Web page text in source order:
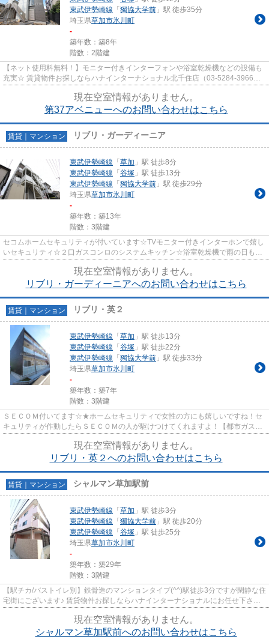
東武伊勢崎線 「 獨協大学前 」駅 徒歩35分
埼玉県草加市氷川町
-
築年数：築8年
階数：2階建
【ネット使用料無料！】モニター付きインターフォンや浴室乾燥機などの設備も
充実☆ 賃貸物件お探しならハナインターナショナル北千住店（03-5284-3966）
現在空室情報がありません。
第37アベニューへのお問い合わせはこちら
賃貸｜マンション リブリ・ガーディーニア
東武伊勢崎線 「 草加 」駅 徒歩8分
東武伊勢崎線 「 谷塚 」駅 徒歩13分
東武伊勢崎線 「 獨協大学前 」駅 徒歩29分
埼玉県草加市氷川町
-
築年数：築13年
階数：3階建
セコムホームセキュリティが付いています☆TVモニター付きインターホンで嬉し
いセキュリティ☆２口ガスコンロのシステムキッチン☆浴室乾燥機で雨の日もお
現在空室情報がありません。
リブリ・ガーディーニアへのお問い合わせはこちら
賃貸｜マンション リブリ・英２
東武伊勢崎線 「 草加 」駅 徒歩13分
東武伊勢崎線 「 谷塚 」駅 徒歩22分
東武伊勢崎線 「 獨協大学前 」駅 徒歩33分
埼玉県草加市氷川町
-
築年数：築7年
階数：3階建
ＳＥＣＯＭ付いてます☆★ホームセキュリティで女性の方にも嬉しいですね！セ
キュリティが作動したらＳＥＣＯＭの人が駆けつけてくれますよ！【都市ガス】
現在空室情報がありません。
リブリ・英２へのお問い合わせはこちら
賃貸｜マンション シャルマン草加駅前
東武伊勢崎線 「 草加 」駅 徒歩3分
東武伊勢崎線 「 獨協大学前 」駅 徒歩20分
東武伊勢崎線 「 谷塚 」駅 徒歩25分
埼玉県草加市氷川町
-
築年数：築29年
階数：3階建
【駅チカ/バストイレ別】鉄骨造のマンションタイプ(^^)駅徒歩3分ですが閑静な住
宅街にございます♪ 賃貸物件お探しならハナインターナショナルにお任せ下さい♪
現在空室情報がありません。
シャルマン草加駅前へのお問い合わせはこちら